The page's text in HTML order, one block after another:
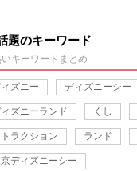
題のキーワード
キーワードまとめ
ズニー ディズニーシー
ズニーランド くし
ラクション ランド
ディズニーシー